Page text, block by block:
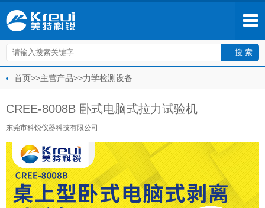
首页>>主营产品>>力学检测设备
CREE-8008B 卧式电脑式拉力试验机
东莞市科锐仪器科技有限公司